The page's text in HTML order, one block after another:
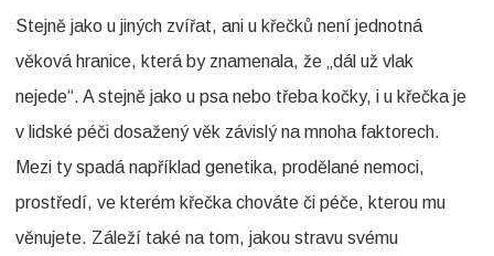
e
m
Stejně jako u jiných zvířat, ani u křečků není jednotná
věková hranice, která by znamenala, že „dál už vlak
nejede“. A stejně jako u psa nebo třeba kočky, i u křečka je
v lidské péči dosažený věk závislý na mnoha faktorech.
Mezi ty spadá například genetika, prodělané nemoci,
prostředí, ve kterém křečka chováte či péče, kterou mu
věnujete. Záleží také na tom, jakou stravu svému